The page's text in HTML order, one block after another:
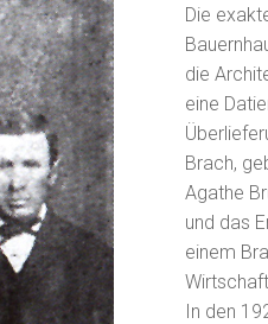
Die
die
eine
Brach,
Agathe
und das
einem
In den